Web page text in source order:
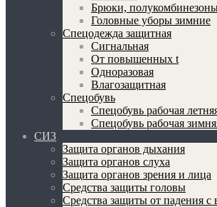
Брюки,
Головные уборы зимние
Спецодежда защитная
Сигнальная
От повышенных t
Одноразовая
Влагозащитная
Спецобувь
Спецобувь рабочая
Спецобувь рабочая
СИЗ
Защита органов дыхания
Защита органов слуха
Защита органов зрения и лица
Средства защиты головы
Средства защиты от падения с